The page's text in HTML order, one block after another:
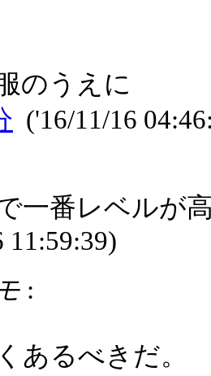
うえに
('16/11/16
一番レベルが
11:59:39)
:
あるべきだ。